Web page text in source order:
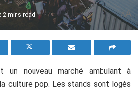
2 mins read AA
un nouveau marché ambulant à
culture pop. Les stands sont logés